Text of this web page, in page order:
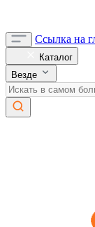
Ссылка на
Каталог
Везде